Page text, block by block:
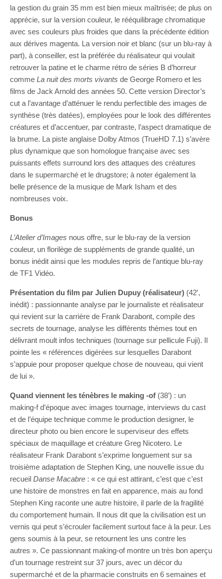
la gestion du grain 35 mm est bien mieux maîtrisée; de plus on
apprécie, sur la version couleur, le rééquilibrage chromatique
avec ses couleurs plus froides que dans la précédente édition
aux dérives magenta. La version noir et blanc (sur un blu-ray à
part), à conseiller, est la préférée du réalisateur qui voulait
retrouver la patine et le charme rétro de séries B d’horreur
comme La nuit des morts vivants de George Romero et les
films de Jack Arnold des années 50. Cette version Director’s
cut a l’avantage d’atténuer le rendu perfectible des images de
synthèse (très datées), employées pour le look des différentes
créatures et d’accentuer, par contraste, l’aspect dramatique de
la brume. La piste anglaise Dolby Atmos (TrueHD 7.1) s’avère
plus dynamique que son homologue française avec ses
puissants effets surround lors des attaques des créatures
dans le supermarché et le drugstore; à noter également la
belle présence de la musique de Mark Isham et des
nombreuses voix.
Bonus
L’Atelier d’Images nous offre, sur le blu-ray de la version
couleur, un florilège de suppléments de grande qualité, un
bonus inédit ainsi que les modules repris de l’antique blu-ray
de TF1 Vidéo.
Présentation du film par Julien Dupuy (réalisateur) (42′,
inédit) : passionnante analyse par le journaliste et réalisateur
qui revient sur la carrière de Frank Darabont, compile des
secrets de tournage, analyse les différents thèmes tout en
délivrant moult infos techniques (tournage sur pellicule Fuji). Il
pointe les « références digérées sur lesquelles Darabont
s’appuie pour proposer quelque chose de nouveau, qui vient
de lui ».
Quand viennent les ténèbres le making -of (38’) : un
making-f d’époque avec images tournage, interviews du cast
et de l’équipe technique comme le production designer, le
directeur photo ou bien encore le superviseur des effets
spéciaux de maquillage et créature Greg Nicotero. Le
réalisateur Frank Darabont s’exprime longuement sur sa
troisième adaptation de Stephen King, une nouvelle issue du
recueil Danse Macabre : « ce qui est attirant, c’est que c’est
une histoire de monstres en fait en apparence, mais au fond
Stephen King raconte une autre histoire, il parle de la fragilité
du comportement humain. Il nous dit que la civilisation est un
vernis qui peut s’écrouler facilement surtout face à la peur. Les
gens soumis à la peur, se retournent les uns contre les
autres ». Ce passionnant making-of montre un très bon aperçu
d’un tournage restreint sur 37 jours, avec un décor du
supermarché et de la pharmacie construits en 6 semaines et